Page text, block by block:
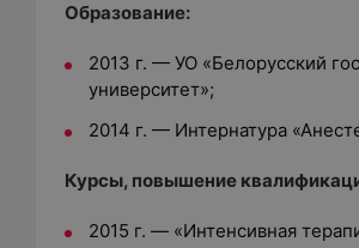
Образование:
2013 г. — УО «Белорусский
университет»;
2014 г. — Интернатура
Курсы, повышение
2015 г. — «Интенсивная